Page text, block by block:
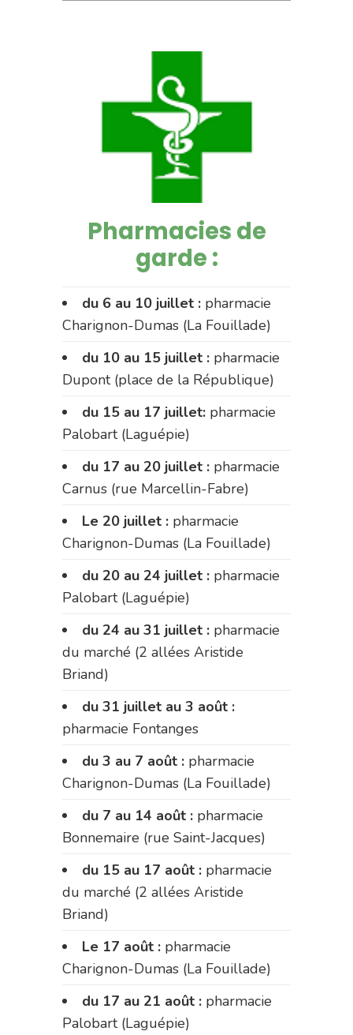
Pharmacies de
garde :
du 6 au 10 juillet : pharmacie
Charignon-Dumas (La Fouillade)
du 10 au 15 juillet : pharmacie
Dupont (place de la République)
du 15 au 17 juillet: pharmacie
Palobart (Laguépie)
du 17 au 20 juillet : pharmacie
Carnus (rue Marcellin-Fabre)
Le 20 juillet : pharmacie
Charignon-Dumas (La Fouillade)
du 20 au 24 juillet : pharmacie
Palobart (Laguépie)
du 24 au 31 juillet : pharmacie
du marché (2 allées Aristide
Briand)
du 31 juillet au 3 août :
pharmacie Fontanges
du 3 au 7 août : pharmacie
Charignon-Dumas (La Fouillade)
du 7 au 14 août : pharmacie
Bonnemaire (rue Saint-Jacques)
du 15 au 17 août : pharmacie
du marché (2 allées Aristide
Briand)
Le 17 août : pharmacie
Charignon-Dumas (La Fouillade)
du 17 au 21 août : pharmacie
Palobart (Laguépie)